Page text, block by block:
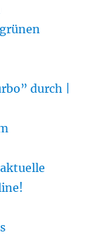
durch |